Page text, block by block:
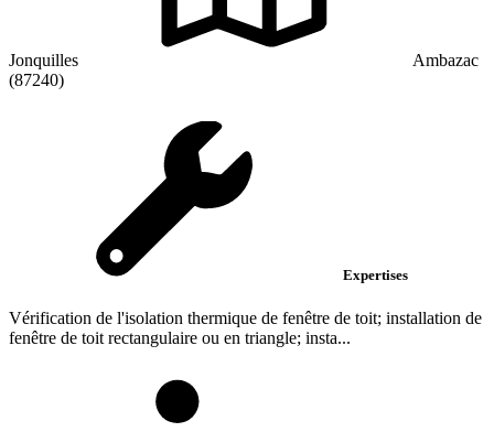
Jonquilles
Ambazac
(87240)
Expertises
Vérification de l'isolation thermique de fenêtre de toit; installation de
fenêtre de toit rectangulaire ou en triangle; insta...